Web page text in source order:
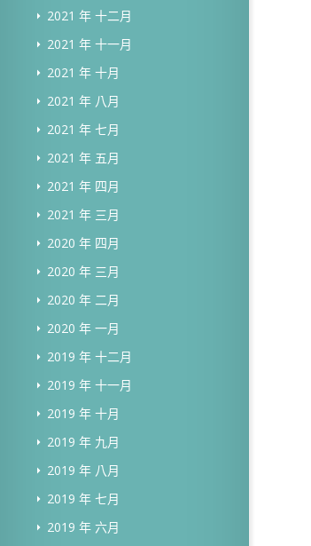
2021 年 十二月
2021 年 十一月
2021 年 十月
2021 年 八月
2021 年 七月
2021 年 五月
2021 年 四月
2021 年 三月
2020 年 四月
2020 年 三月
2020 年 二月
2020 年 一月
2019 年 十二月
2019 年 十一月
2019 年 十月
2019 年 九月
2019 年 八月
2019 年 七月
2019 年 六月